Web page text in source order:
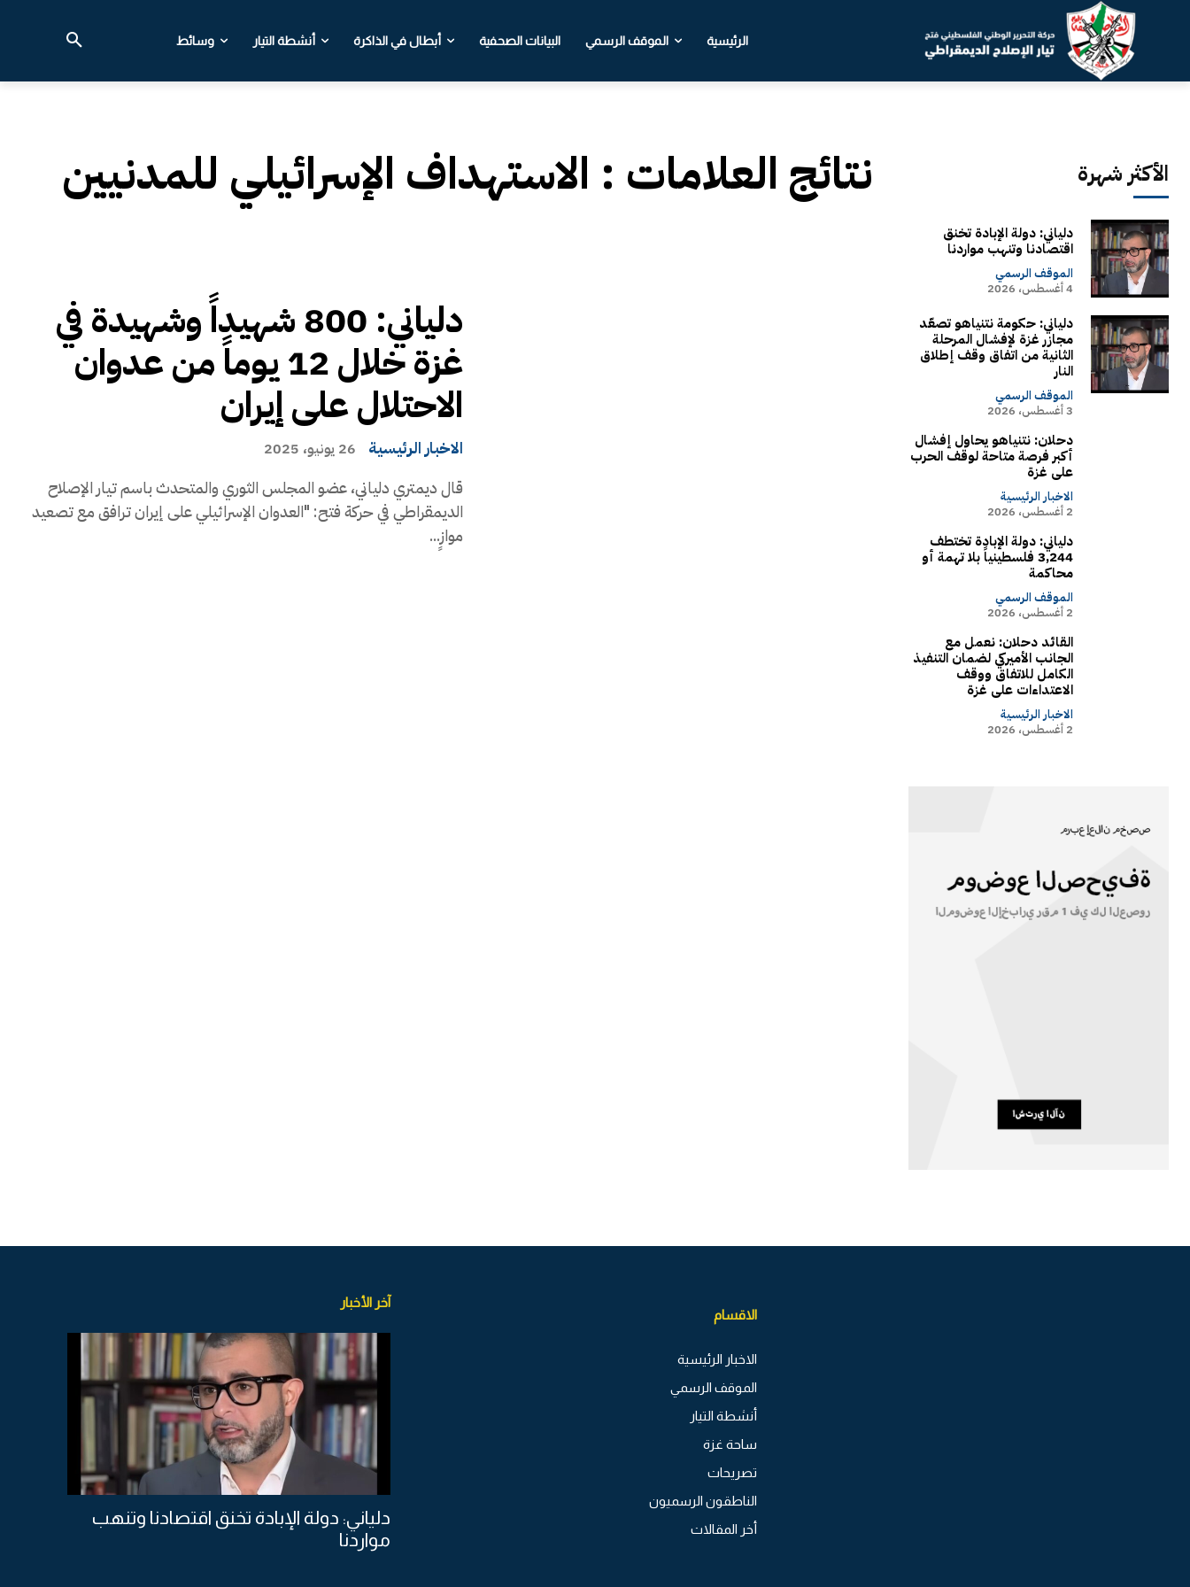
الرئيسية الموقف الرسمي البيانات الصحفية أبطال في الذاكرة أنشطة التيار وسائط
نتائج العلامات : الاستهداف الإسرائيلي للمدنيين
دلياني: 800 شهيداً وشهيدة في
غزة خلال 12 يوماً من عدوان
الاحتلال على إيران
الاخبار الرئيسية 26 يونيو، 2025
قال ديمتري دلياني، عضو المجلس الثوري والمتحدث باسم تيار الإصلاح
الديمقراطي في حركة فتح: "العدوان الإسرائيلي على إيران ترافق مع تصعيد
موازٍ...
الأكثر شهرة
دلياني: دولة الإبادة تخنق
اقتصادنا وتنهب مواردنا
الموقف الرسمي
4 أغسطس، 2026
دلياني: حكومة نتنياهو تصعّد
مجازر غزة لإفشال المرحلة
الثانية من اتفاق وقف إطلاق
النار
الموقف الرسمي
3 أغسطس، 2026
دحلان: نتنياهو يحاول إفشال
أكبر فرصة متاحة لوقف الحرب
على غزة
الاخبار الرئيسية
2 أغسطس، 2026
دلياني: دولة الإبادة تختطف
3,244 فلسطينياً بلا تهمة أو
محاكمة
الموقف الرسمي
2 أغسطس، 2026
القائد دحلان: نعمل مع
الجانب الأميركي لضمان التنفيذ
الكامل للاتفاق ووقف
الاعتداءات على غزة
الاخبار الرئيسية
2 أغسطس، 2026
الاقسام
الاخبار الرئيسية
الموقف الرسمي
أنشطة التيار
ساحة غزة
تصريحات
الناطقون الرسميون
أخر المقالات
آخر الأخبار
دلياني: دولة الإبادة تخنق اقتصادنا وتنهب
مواردنا